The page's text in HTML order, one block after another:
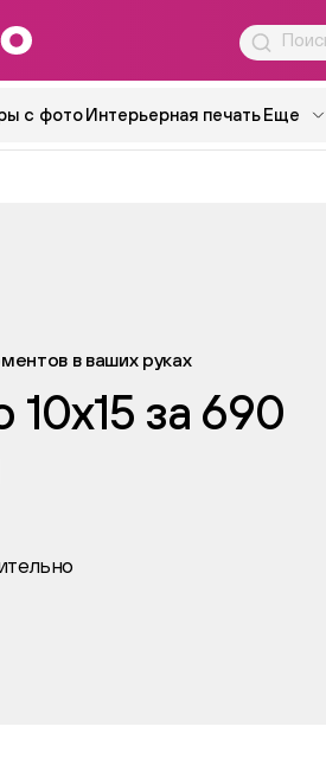
с фото Интерьерная печать Еще
в ваших руках
10х15 за 690